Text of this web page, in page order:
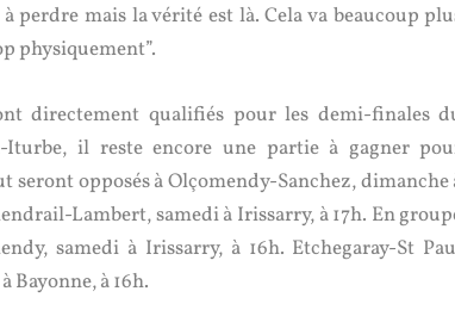
perdre mais la vérité est là. Cela va beaucoup
physiquement”.
directement qualifiés pour les demi-finales
il reste encore une partie à gagner
opposés à Olçomendy-Sanchez, dimanche
Lambert, samedi à Irissarry, à 17h. En
samedi à Irissarry, à 16h. Etchegaray-St
à 16h.